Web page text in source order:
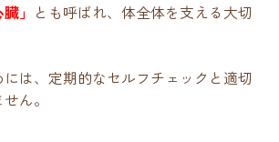
」 とも呼ばれ、体全体を支える大切
は、定期的なセルフチェックと適切
ん。